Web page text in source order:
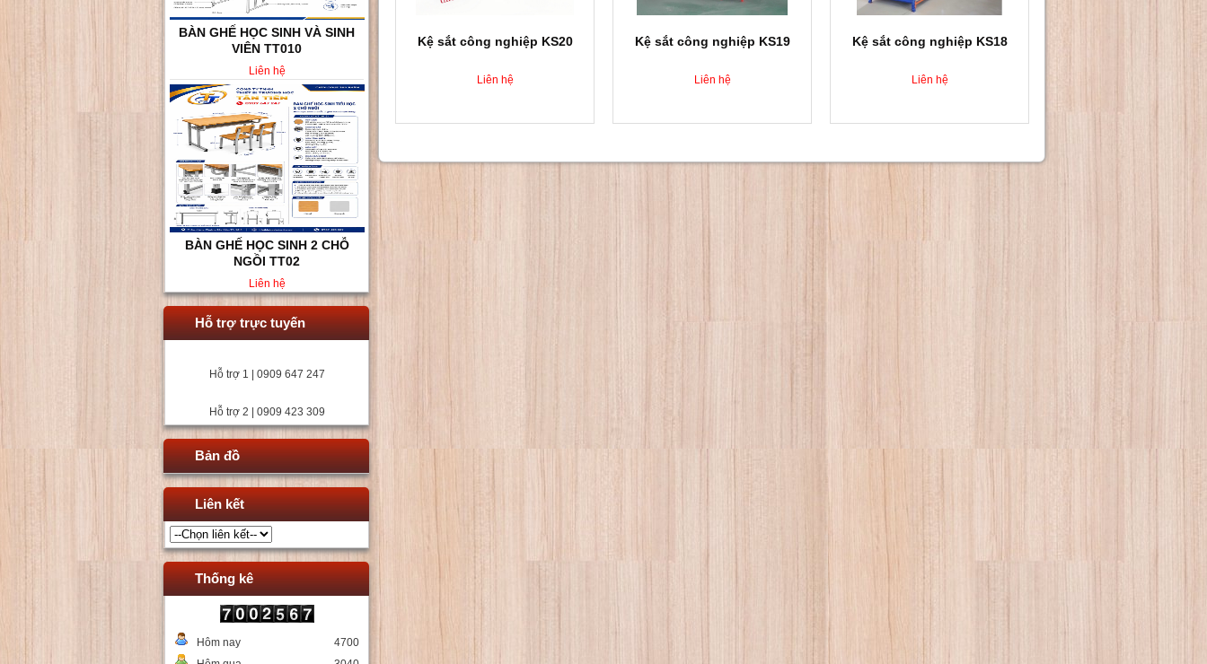
BÀN GHẾ HỌC SINH VÀ SINH
VIÊN TT010
Liên hệ
BÀN GHẾ HỌC SINH 2 CHỖ
NGỒI TT02
Liên hệ
Hỗ trợ trực tuyến
Hỗ trợ 1 | 0909 647 247
Hỗ trợ 2 | 0909 423 309
Bản đồ
Liên kết
Thống kê
Hôm nay
4700
Kệ sắt công nghiệp KS20
Liên hệ
Kệ sắt công nghiệp KS19
Liên hệ
Kệ sắt công nghiệp KS18
Liên hệ